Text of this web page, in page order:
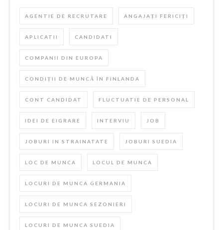
AGENTIE DE RECRUTARE ANGAJAȚI FERICIȚI
APLICATII CANDIDATI
COMPANII DIN EUROPA
CONDIȚII DE MUNCĂ ÎN FINLANDA
CONT CANDIDAT FLUCTUATIE DE PERSONAL
IDEI DE EIGRARE INTERVIU JOB
JOBURI IN STRAINATATE JOBURI SUEDIA
LOC DE MUNCA LOCUL DE MUNCA
LOCURI DE MUNCA GERMANIA
LOCURI DE MUNCA SEZONIERI
LOCURI DE MUNCA SUEDIA